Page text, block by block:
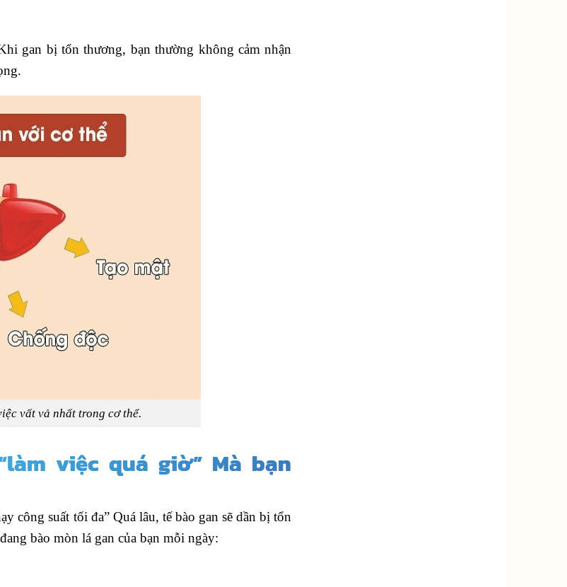
gan bị tổn thương, bạn thường không cảm nhận
vất vả nhất trong cơ thể.
việc quá giờ” Mà bạn
công suất tối đa” Quá lâu, tế bào gan sẽ dần bị tổn
bào mòn lá gan của bạn mỗi ngày: